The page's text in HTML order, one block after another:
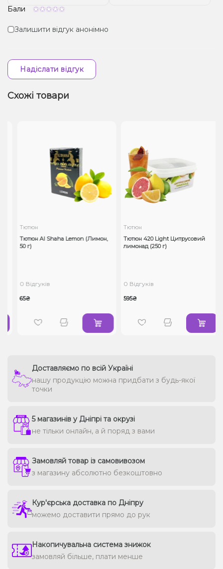
Бали
Залишити відгук анонімно
Надіслати відгук
Схожі товари
Тютюн
Тютюн Al Shaha Lemon (Лимон,
50 г)
0 Відгуків
65₴
Тютюн
Тютюн 420 Light Цитрусовий
лимонад (250 г)
0 Відгуків
595₴
Доставляємо по всій Україні
нашу продукцію можна придбати з будь-якої
точки
5 магазинів у Дніпрі та окрузі
не тільки онлайн, а й поряд з вами
Замовляй товар із самовивозом
з магазину абсолютно безкоштовно
Кур'єрська доставка по Дніпру
можемо доставити прямо до рук
Накопичувальна система знижок
замовляй більше, плати менше